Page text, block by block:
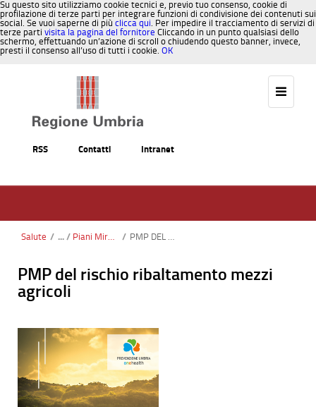
Su questo sito utilizziamo cookie tecnici e, previo tuo consenso, cookie di
profilazione di terze parti per integrare funzioni di condivisione dei contenuti sui
social. Se vuoi saperne di più clicca qui. Per impedire il tracciamento di servizi di
terze parti visita la pagina del fornitore Cliccando in un punto qualsiasi dello
schermo, effettuando un’azione di scroll o chiudendo questo banner, invece,
presti il consenso all’uso di tutti i cookie. OK
RSS Contatti Intranet
Salute / Piani Mirati di Prevenzione / PMP DEL RISCHIO RIBALTAMENTO MEZZI AGRICOLI
PMP del rischio ribaltamento mezzi
agricoli